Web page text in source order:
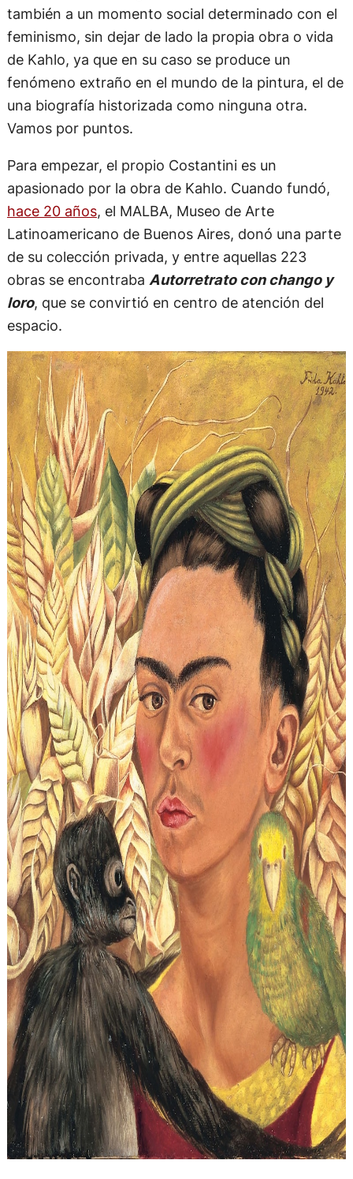
también a un momento social determinado con el
feminismo, sin dejar de lado la propia obra o vida
de Kahlo, ya que en su caso se produce un
fenómeno extraño en el mundo de la pintura, el de
una biografía historizada como ninguna otra.
Vamos por puntos.
Para empezar, el propio Costantini es un
apasionado por la obra de Kahlo. Cuando fundó,
hace 20 años, el MALBA, Museo de Arte
Latinoamericano de Buenos Aires, donó una parte
de su colección privada, y entre aquellas 223
obras se encontraba Autorretrato con chango y
loro, que se convirtió en centro de atención del
espacio.